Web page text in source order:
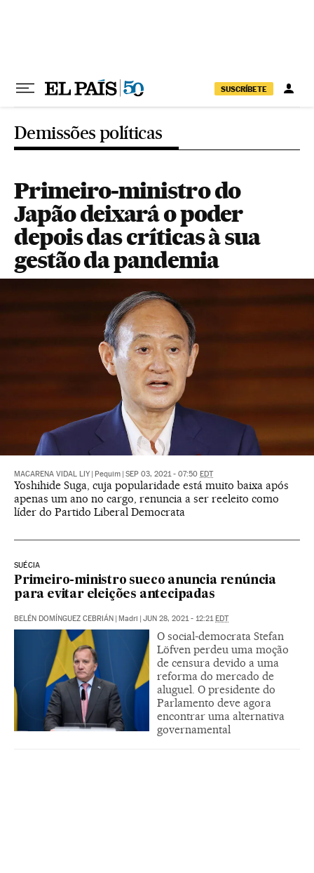
SUSCRÍBETE
Demissões políticas
Primeiro-ministro do
Japão deixará o poder
depois das críticas à sua
gestão da pandemia
MACARENA VIDAL LIY Pequim SEP 03, 2021 - 07:50 EDT
Yoshihide Suga, cuja popularidade está muito baixa após
apenas um ano no cargo, renuncia a ser reeleito como
líder do Partido Liberal Democrata
SUÉCIA
Primeiro-ministro sueco anuncia renúncia
para evitar eleições antecipadas
BELÉN DOMÍNGUEZ CEBRIÁN Madri JUN 28, 2021 - 12:21 EDT
O social-democrata Stefan
Löfven perdeu uma moção
de censura devido a uma
reforma do mercado de
aluguel. O presidente do
Parlamento deve agora
encontrar uma alternativa
governamental